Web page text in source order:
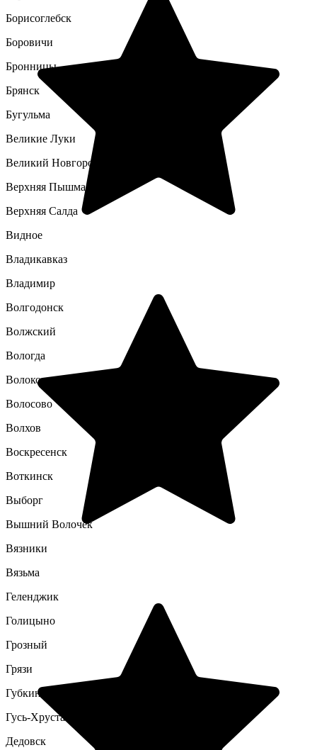
Борисоглебск
Боровичи
Бронницы
Брянск
Бугульма
Великие Луки
Великий Новгород
Верхняя Пышма
Верхняя Салда
Видное
Владикавказ
Владимир
Волгодонск
Волжский
Вологда
Волоколамск
Волосово
Волхов
Воскресенск
Воткинск
Выборг
Вышний Волочек
Вязники
Вязьма
Геленджик
Голицыно
Грозный
Грязи
Губкин
Гусь-Хрустальный
Дедовск